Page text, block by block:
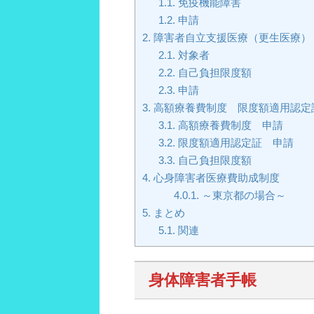
1.1. 免疫機能障害
1.2. 申請
2. 障害者自立支援医療（更生医療）
2.1. 対象者
2.2. 自己負担限度額
2.3. 申請
3. 高額療養費制度 限度額適用認定
3.1. 高額療養費制度 申請
3.2. 限度額適用認定証 申請
3.3. 自己負担限度額
4. 心身障害者医療費助成制度
4.0.1. ～東京都の場合～
5. まとめ
5.1. 関連
身体障害者手帳